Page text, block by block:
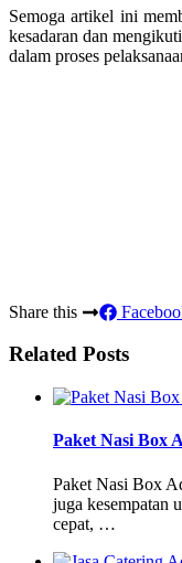
Semoga artikel ini
kesadaran dan
dalam proses
Share this
Related Posts
Paket Nasi Box
Paket Nasi Box
juga kesempatan
cepat, …